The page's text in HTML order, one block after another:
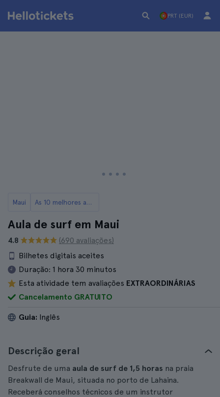
PRT (EUR)
Maui As 10 melhores aulas de surf em Maui
Aula de surf em Maui
4.8
(690 avaliações)
Bilhetes digitais aceites
Duração: 1 hora 30 minutos
Esta atividade tem avaliações EXTRAORDINÁRIAS
Cancelamento GRATUITO
Guia: Inglês
Descrição geral
Desfrute de uma aula de surf de 1,5 horas na praia
Breakwall de Maui, situada no porto de Lahaina.
Receberá conselhos técnicos de um instrutor